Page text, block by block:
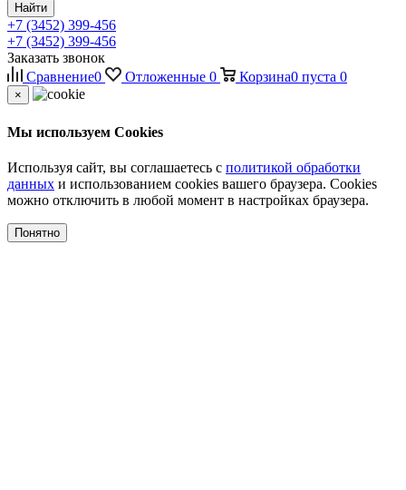
Найти
+7 (3452) 399-456
+7 (3452) 399-456
Заказать звонок
Сравнение0 Отложенные 0 Корзина0 пуста 0
×
Мы используем Cookies
Используя сайт, вы соглашаетесь с политикой обработки
данных и использованием cookies вашего браузера. Cookies
можно отключить в любой момент в настройках браузера.
Понятно